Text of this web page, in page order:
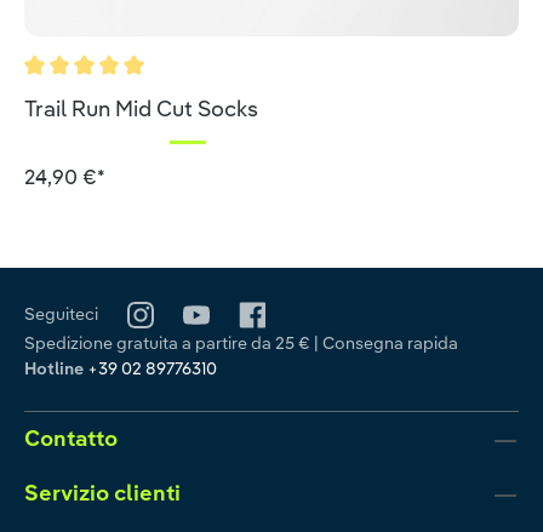
Valutazione media di 5 su 5 stelle
Trail Run Mid Cut Socks
24,90 €*
Seguiteci
Spedizione gratuita a partire da 25 € | Consegna rapida
Hotline +39 02 89776310
Contatto
Servizio clienti